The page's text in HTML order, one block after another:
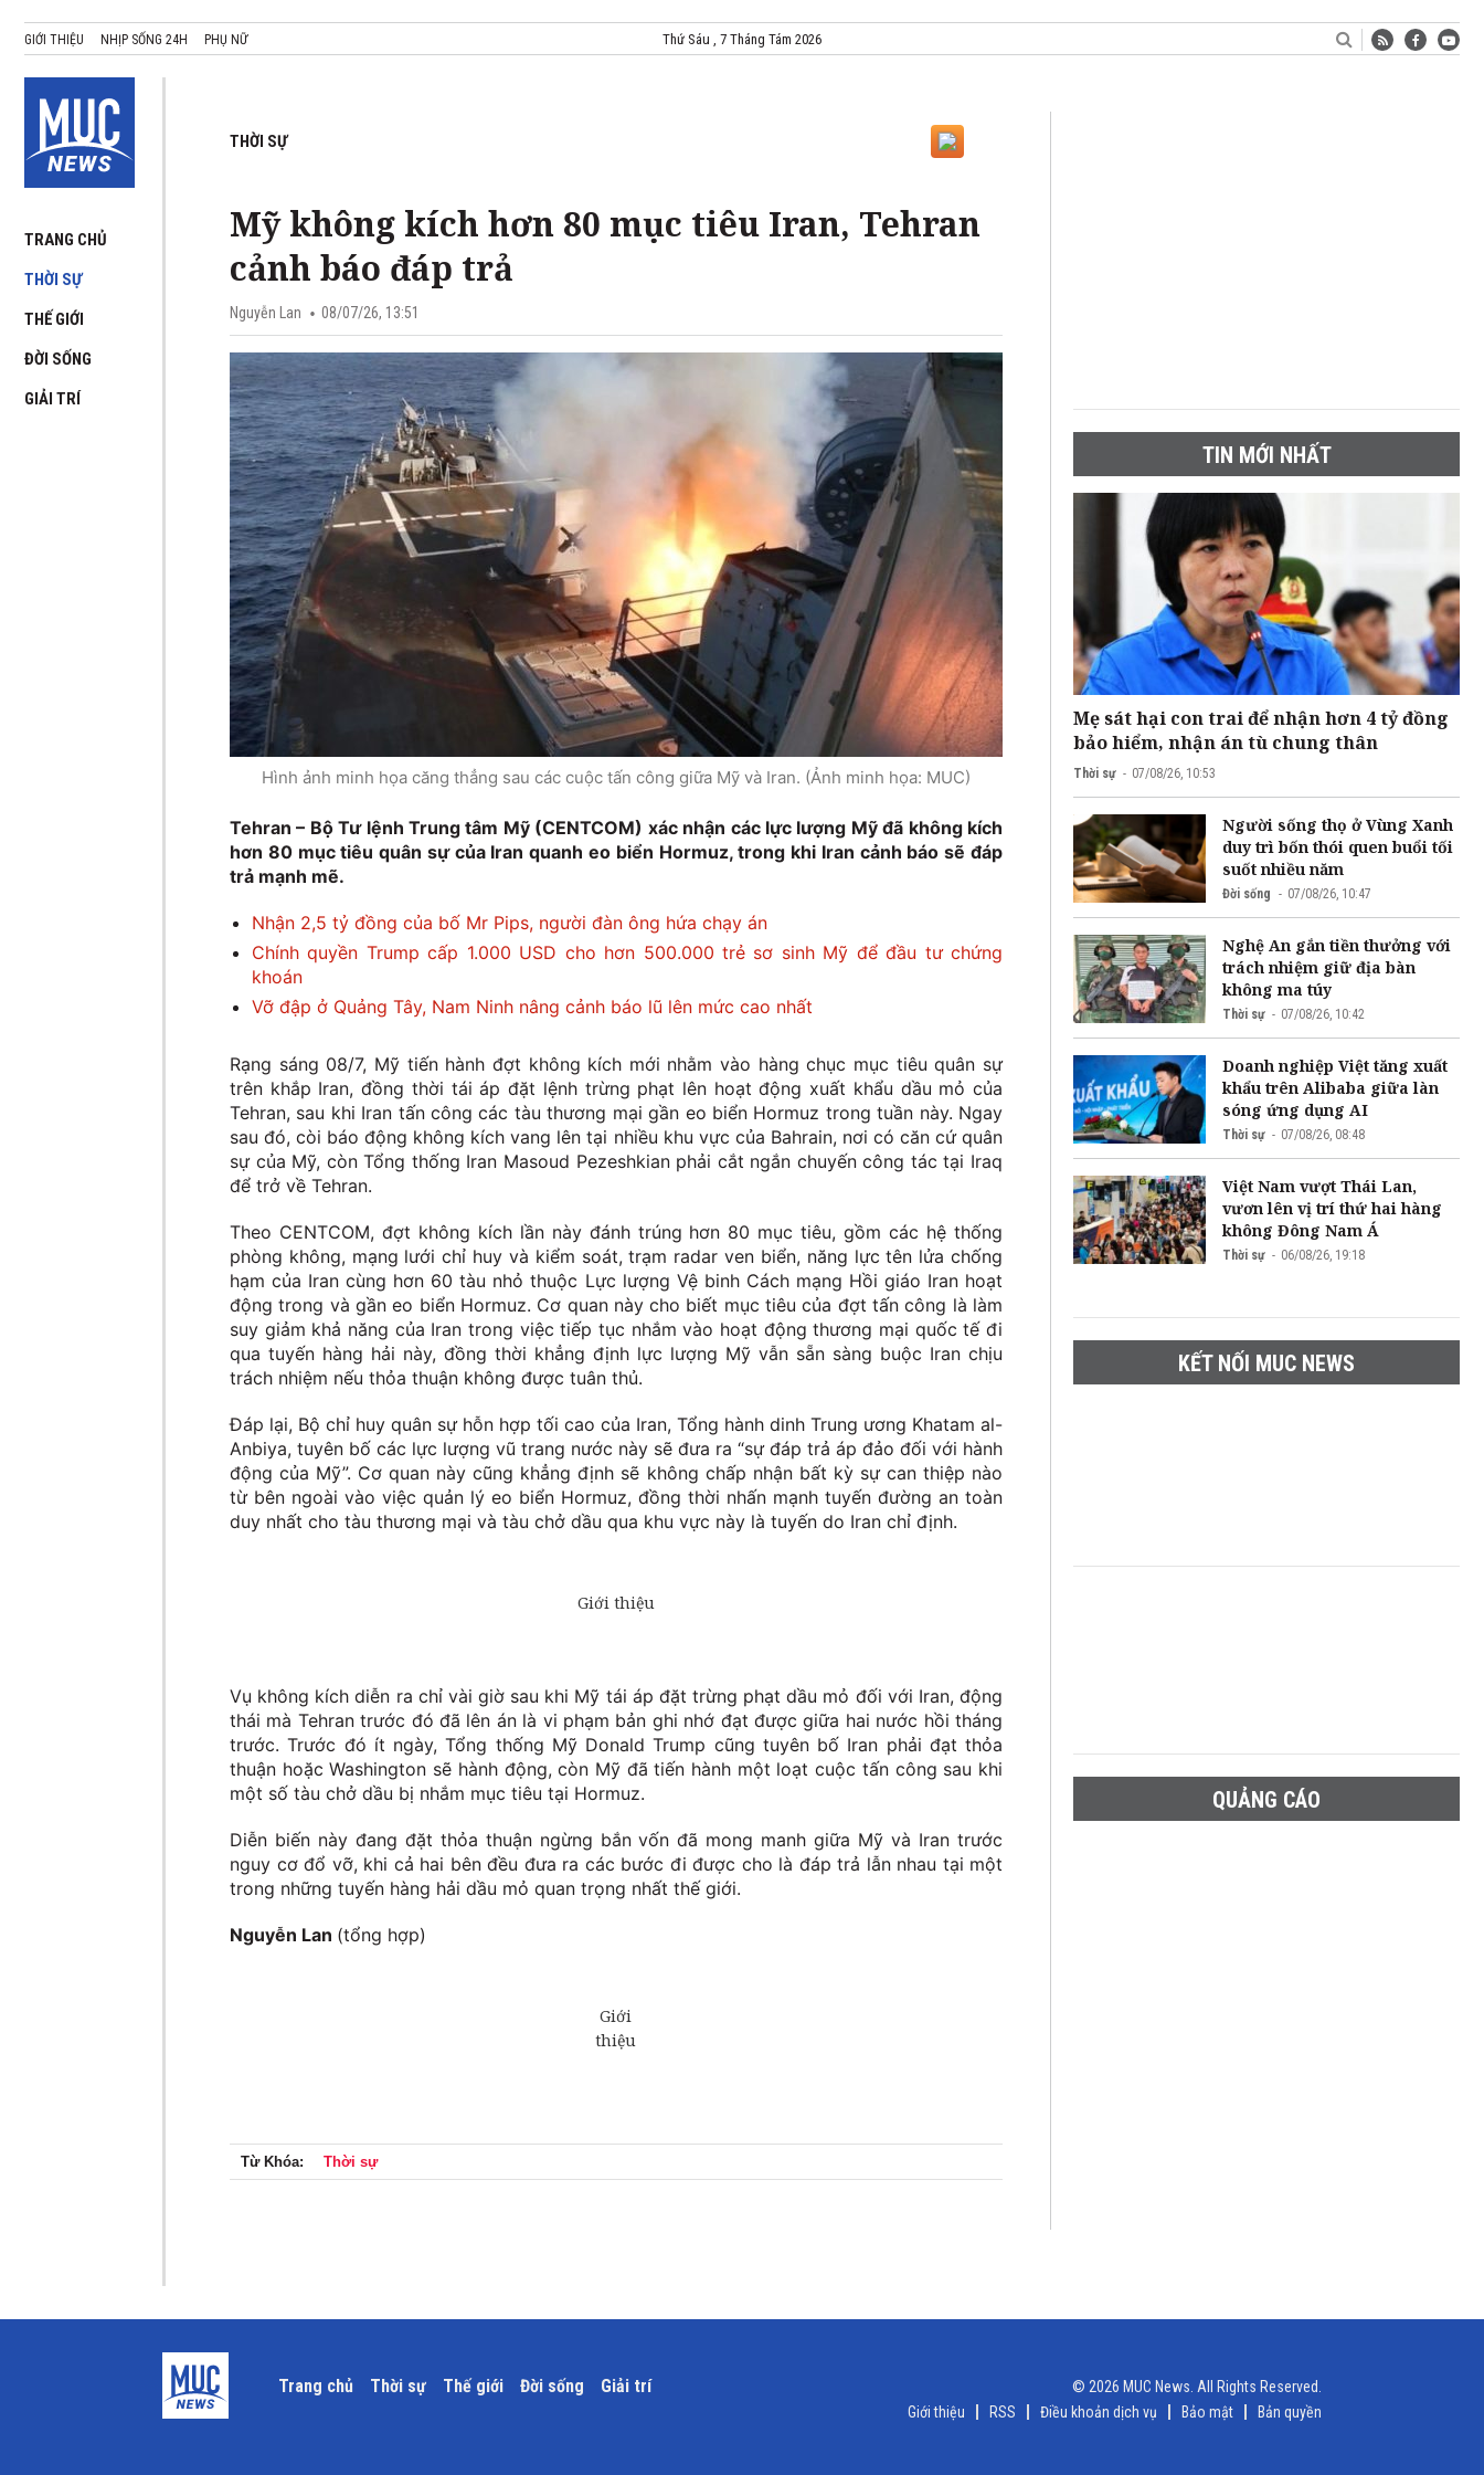
GIỚI THIỆU NHỊP SỐNG 24H PHỤ NỮ Thứ Sáu , 7 Tháng Tám 2026
TRANG CHỦ
THỜI SỰ
THẾ GIỚI
ĐỜI SỐNG
GIẢI TRÍ
THỜI SỰ
Mỹ không kích hơn 80 mục tiêu Iran, Tehran
cảnh báo đáp trả
Nguyễn Lan 08/07/26, 13:51
Hình ảnh minh họa căng thẳng sau các cuộc tấn công giữa Mỹ và Iran. (Ảnh minh họa: MUC)
Tehran – Bộ Tư lệnh Trung tâm Mỹ (CENTCOM) xác nhận các lực lượng Mỹ đã không kích
hơn 80 mục tiêu quân sự của Iran quanh eo biển Hormuz, trong khi Iran cảnh báo sẽ đáp
trả mạnh mẽ.
Nhận 2,5 tỷ đồng của bố Mr Pips, người đàn ông hứa chạy án
Chính quyền Trump cấp 1.000 USD cho hơn 500.000 trẻ sơ sinh Mỹ để đầu tư chứng
khoán
Vỡ đập ở Quảng Tây, Nam Ninh nâng cảnh báo lũ lên mức cao nhất
Rạng sáng 08/7, Mỹ tiến hành đợt không kích mới nhằm vào hàng chục mục tiêu quân sự
trên khắp Iran, đồng thời tái áp đặt lệnh trừng phạt lên hoạt động xuất khẩu dầu mỏ của
Tehran, sau khi Iran tấn công các tàu thương mại gần eo biển Hormuz trong tuần này. Ngay
sau đó, còi báo động không kích vang lên tại nhiều khu vực của Bahrain, nơi có căn cứ quân
sự của Mỹ, còn Tổng thống Iran Masoud Pezeshkian phải cắt ngắn chuyến công tác tại Iraq
để trở về Tehran.
Theo CENTCOM, đợt không kích lần này đánh trúng hơn 80 mục tiêu, gồm các hệ thống
phòng không, mạng lưới chỉ huy và kiểm soát, trạm radar ven biển, năng lực tên lửa chống
hạm của Iran cùng hơn 60 tàu nhỏ thuộc Lực lượng Vệ binh Cách mạng Hồi giáo Iran hoạt
động trong và gần eo biển Hormuz. Cơ quan này cho biết mục tiêu của đợt tấn công là làm
suy giảm khả năng của Iran trong việc tiếp tục nhắm vào hoạt động thương mại quốc tế đi
qua tuyến hàng hải này, đồng thời khẳng định lực lượng Mỹ vẫn sẵn sàng buộc Iran chịu
trách nhiệm nếu thỏa thuận không được tuân thủ.
Đáp lại, Bộ chỉ huy quân sự hỗn hợp tối cao của Iran, Tổng hành dinh Trung ương Khatam al-
Anbiya, tuyên bố các lực lượng vũ trang nước này sẽ đưa ra “sự đáp trả áp đảo đối với hành
động của Mỹ”. Cơ quan này cũng khẳng định sẽ không chấp nhận bất kỳ sự can thiệp nào
từ bên ngoài vào việc quản lý eo biển Hormuz, đồng thời nhấn mạnh tuyến đường an toàn
duy nhất cho tàu thương mại và tàu chở dầu qua khu vực này là tuyến do Iran chỉ định.
Vụ không kích diễn ra chỉ vài giờ sau khi Mỹ tái áp đặt trừng phạt dầu mỏ đối với Iran, động
thái mà Tehran trước đó đã lên án là vi phạm bản ghi nhớ đạt được giữa hai nước hồi tháng
trước. Trước đó ít ngày, Tổng thống Mỹ Donald Trump cũng tuyên bố Iran phải đạt thỏa
thuận hoặc Washington sẽ hành động, còn Mỹ đã tiến hành một loạt cuộc tấn công sau khi
một số tàu chở dầu bị nhắm mục tiêu tại Hormuz.
Diễn biến này đang đặt thỏa thuận ngừng bắn vốn đã mong manh giữa Mỹ và Iran trước
nguy cơ đổ vỡ, khi cả hai bên đều đưa ra các bước đi được cho là đáp trả lẫn nhau tại một
trong những tuyến hàng hải dầu mỏ quan trọng nhất thế giới.
Nguyễn Lan (tổng hợp)
Từ Khóa: Thời sự
TIN MỚI NHẤT
Mẹ sát hại con trai để nhận hơn 4 tỷ đồng
bảo hiểm, nhận án tù chung thân
Thời sự 07/08/26, 10:53
Người sống thọ ở Vùng Xanh
duy trì bốn thói quen buổi tối
suốt nhiều năm
Đời sống 07/08/26, 10:47
Nghệ An gắn tiền thưởng với
trách nhiệm giữ địa bàn
không ma túy
Thời sự 07/08/26, 10:42
Doanh nghiệp Việt tăng xuất
khẩu trên Alibaba giữa làn
sóng ứng dụng AI
Thời sự 07/08/26, 08:48
Việt Nam vượt Thái Lan,
vươn lên vị trí thứ hai hàng
không Đông Nam Á
Thời sự 06/08/26, 19:18
KẾT NỐI MUC NEWS
QUẢNG CÁO
Trang chủ Thời sự Thế giới Đời sống Giải trí
© 2026 MUC News. All Rights Reserved.
Giới thiệu
RSS Điều khoản dịch vụ Bảo mật Bản quyền